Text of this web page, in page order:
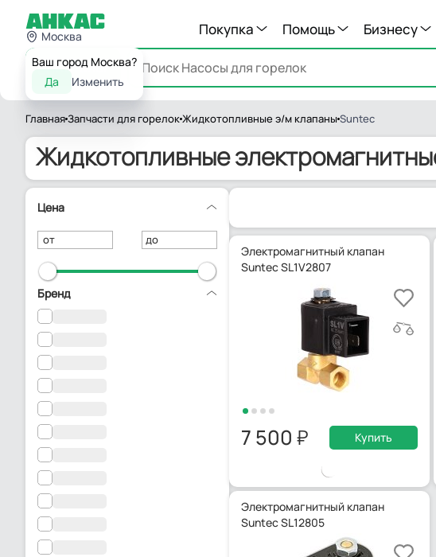
Москва
Ваш город Москва?
Да
Изменить
Покупка Помощь Бизнесу
Каталог
ГлавнаяЗапчасти для горелокЖидкотопливные э/м клапаны Suntec
Жидкотопливные
Цена
от до
Бренд
Электромагнитный клапан
Suntec SL1V2807
7 500 Купить
Электромагнитный клапан
Suntec SL12805